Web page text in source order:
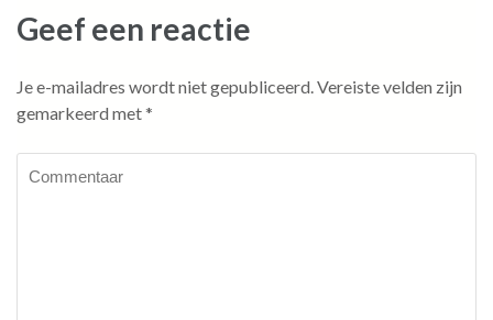
Geef een reactie
Je e-mailadres wordt niet gepubliceerd.Vereiste velden zijn
gemarkeerd met*